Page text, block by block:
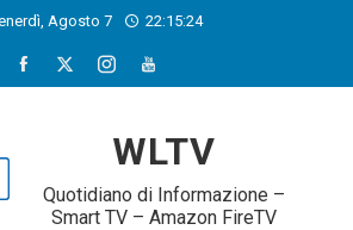
Agosto 7 22:15:25
WLTV
Quotidiano di Informazione –
Smart TV – Amazon FireTV